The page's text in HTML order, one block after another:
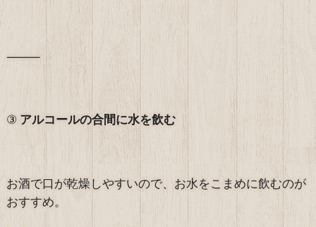
⸻
③ アルコールの合間に水を飲む
お酒で口が乾燥しやすいので、お水をこまめに飲むのが
おすすめ。